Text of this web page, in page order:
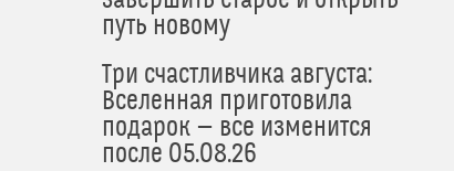
путь новому
Три счастливчика августа:
Вселенная приготовила
подарок — все изменится
после 05.08.26